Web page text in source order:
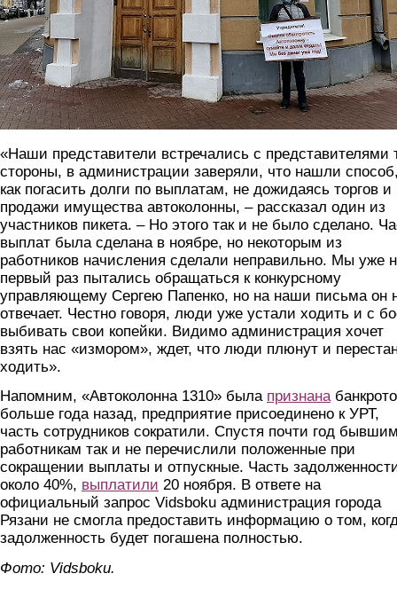
«Наши представители встречались с представителями
стороны, в администрации заверяли, что нашли
как погасить долги по выплатам, не дожидаясь торгов и
продажи имущества автоколонны, – рассказал один из
участников пикета. – Но этого так и не было сделано.
выплат была сделана в ноябре, но некоторым из
работников начисления сделали неправильно. Мы уже
первый раз пытались обращаться к конкурсному
управляющему Сергею Папенко, но на наши письма он
отвечает. Честно говоря, люди уже устали ходить и с
выбивать свои копейки. Видимо администрация хочет
взять нас «измором», ждет, что люди плюнут и
ходить».
Напомним, «Автоколонна 1310» была признана
больше года назад, предприятие присоединено к УРТ,
часть сотрудников сократили. Спустя почти год
работникам так и не перечислили положенные при
сокращении выплаты и отпускные. Часть
около 40%, выплатили 20 ноября. В ответе на
официальный запрос Vidsboku администрация города
Рязани не смогла предоставить информацию о том,
задолженность будет погашена полностью.
Фото: Vidsboku.